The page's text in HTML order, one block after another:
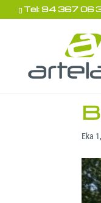
Tel: 94 367 06
Eka